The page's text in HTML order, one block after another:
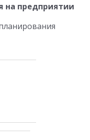
на предприятии